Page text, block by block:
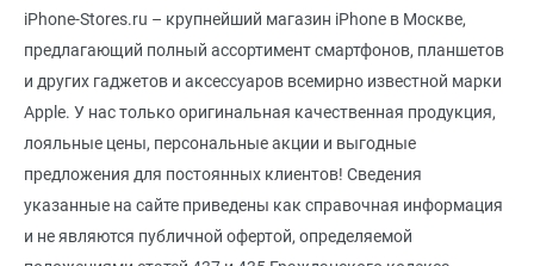
iPhone-Stores.ru – крупнейший магазин iPhone в Москве,
предлагающий полный ассортимент смартфонов, планшетов
и других гаджетов и аксессуаров всемирно известной марки
Apple. У нас только оригинальная качественная продукция,
лояльные цены, персональные акции и выгодные
предложения для постоянных клиентов! Сведения
указанные на сайте приведены как справочная информация
и не являются публичной офертой, определяемой